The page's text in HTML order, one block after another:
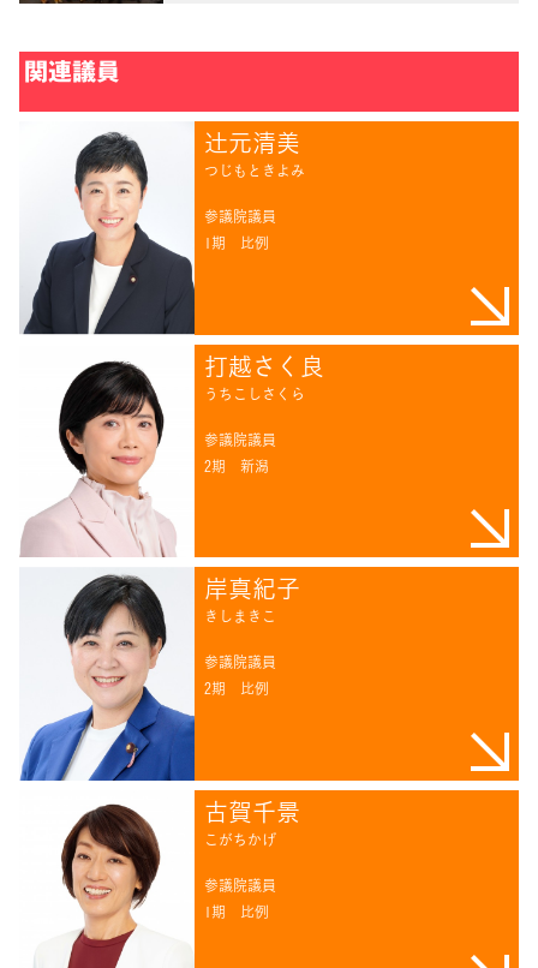
関連議員
辻󠄀元清美
つじもときよみ
参議院議員
1期 比例
打越さく良
うちこしさくら
参議院議員
2期 新潟
岸真紀子
きしまきこ
参議院議員
2期 比例
古賀千景
こがちかげ
参議院議員
1期 比例